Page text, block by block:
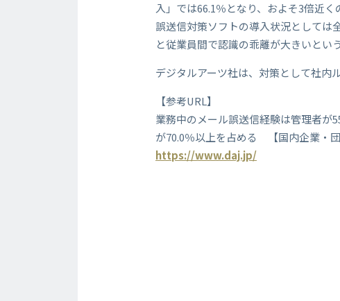
入」では66.1％となり、およそ3倍近く
誤送信対策ソフトの導入状況としては
と従業員間で認識の乖離が大きいという
デジタルアーツ社は、対策として社内
【参考URL】
業務中のメール誤送信経験は管理者
が70.0％以上を占める 【国内企業・団
https://www.daj.jp/